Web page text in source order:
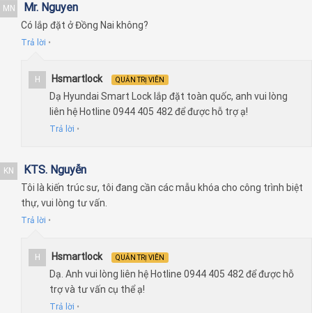
MN Mr. Nguyen
Có lắp đặt ở Đồng Nai không?
Trả lời •
H Hsmartlock QUẢN TRỊ VIÊN
Dạ Hyundai Smart Lock lắp đặt toàn quốc, anh vui lòng
liên hệ Hotline 0944 405 482 để được hỗ trợ ạ!
Trả lời •
KN KTS. Nguyễn
Tôi là kiến trúc sư, tôi đang cần các mẫu khóa cho công trình biệt
thự, vui lòng tư vấn.
Trả lời •
H Hsmartlock QUẢN TRỊ VIÊN
Dạ. Anh vui lòng liên hệ Hotline 0944 405 482 để được hỗ
trợ và tư vấn cụ thể ạ!
Trả lời •